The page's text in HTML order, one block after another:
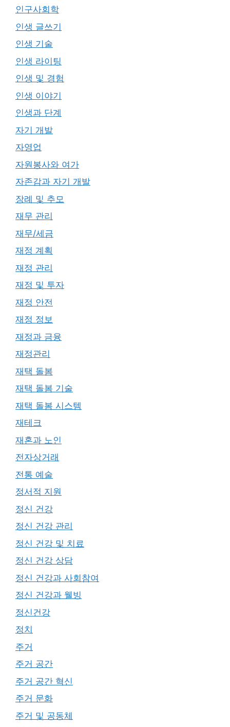
인구사회학
인생 글쓰기
인생 기술
인생 라이팅
인생 및 경험
인생 이야기
인생과 단계
자기 개발
자영업
자원봉사와 여가
자존감과 자기 개발
장례 및 추모
재무 관리
재무/세금
재정 계획
재정 관리
재정 및 투자
재정 안전
재정 정보
재정과 금융
재정관리
재택 돌봄
재택 돌봄 기술
재택 돌봄 시스템
재테크
재혼과 노인
전자상거래
전통 예술
정서적 지원
정신 건강
정신 건강 관리
정신 건강 및 치료
정신 건강 상담
정신 건강과 사회참여
정신 건강과 웰빙
정신건강
정치
주거
주거 공간
주거 공간 혁신
주거 문화
주거 및 공동체